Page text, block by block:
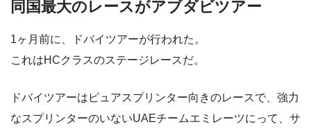
同国最大のレースがアブダビツアー
1ヶ月前に、ドバイツアーが行われた。
これはHCクラスのステージレースだ。
ドバイツアーはピュアスプリンター向きのレースで、強力
なスプリンターのいないUAEチームエミレーツにって、サ